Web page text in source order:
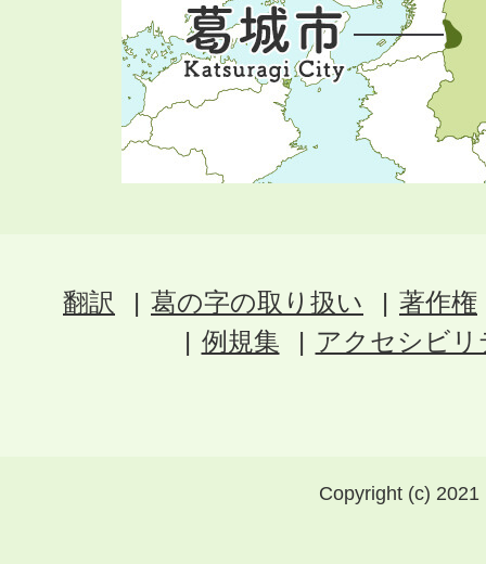
翻訳 葛の字の取り扱い
著作権
例規集
アクセシビ
Copyright (c)